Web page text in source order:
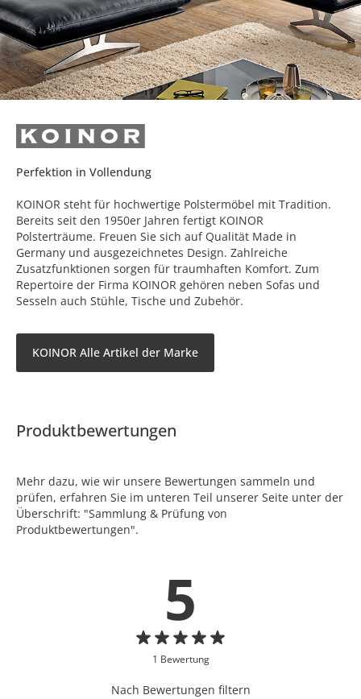
Perfektion in Vollendung
KOINOR steht für hochwertige Polstermöbel mit Tradition.
Bereits seit den 1950er Jahren fertigt KOINOR
Polsterträume. Freuen Sie sich auf Qualität Made in
Germany und ausgezeichnetes Design. Zahlreiche
Zusatzfunktionen sorgen für traumhaften Komfort. Zum
Repertoire der Firma KOINOR gehören neben Sofas und
Sesseln auch Stühle, Tische und Zubehör.
KOINOR Alle Artikel der Marke
Produktbewertungen
Mehr dazu, wie wir unsere Bewertungen sammeln und
prüfen, erfahren Sie im unteren Teil unserer Seite unter der
Überschrift: "Sammlung & Prüfung von
Produktbewertungen".
5
1 Bewertung
Nach Bewertungen filtern